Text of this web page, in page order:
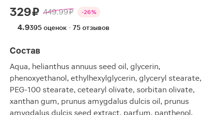
329 ₽ 449.99 ₽ -26%
4.9395 оценок · 75 отзывов
Состав
Aqua, helianthus annuus seed oil, glycerin,
phenoxyethanol, ethylhexylglycerin, glyceryl stearate,
PEG-100 stearate, cetearyl olivate, sorbitan olivate,
xanthan gum, prunus amygdalus dulcis oil, prunus
amygdalus dulcis seed extract, parfum, panthenol,